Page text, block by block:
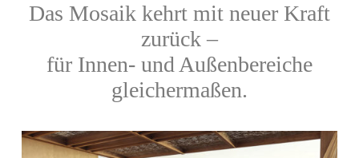
Das Mosaik kehrt mit neuer Kraft
zurück –
für Innen- und Außenbereiche
gleichermaßen.